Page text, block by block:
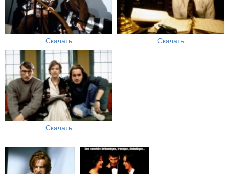
Скачать Скачать
Скачать